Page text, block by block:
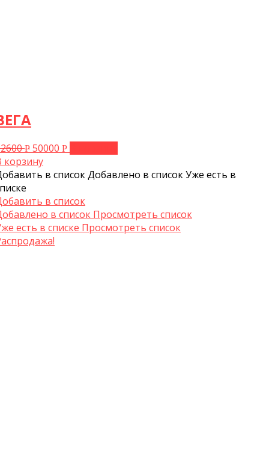
Р 50000Р
корзину
в списокДобавлено в списокУже есть в
в список
в список Просмотреть список
есть в списке Просмотреть список